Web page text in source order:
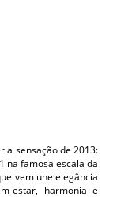
a sensação de 2013:
na famosa escala da
vem une elegância
estar, harmonia e